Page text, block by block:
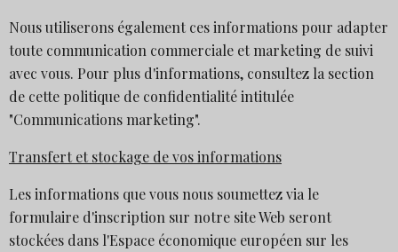
Nous utiliserons également ces informations pour adapter
toute communication commerciale et marketing de suivi
avec vous. Pour plus d'informations, consultez la section
de cette politique de confidentialité intitulée
"Communications marketing".
Transfert et stockage de vos informations
Les informations que vous nous soumettez via le
formulaire d'inscription sur notre site Web seront
stockées dans l'Espace économique européen sur les